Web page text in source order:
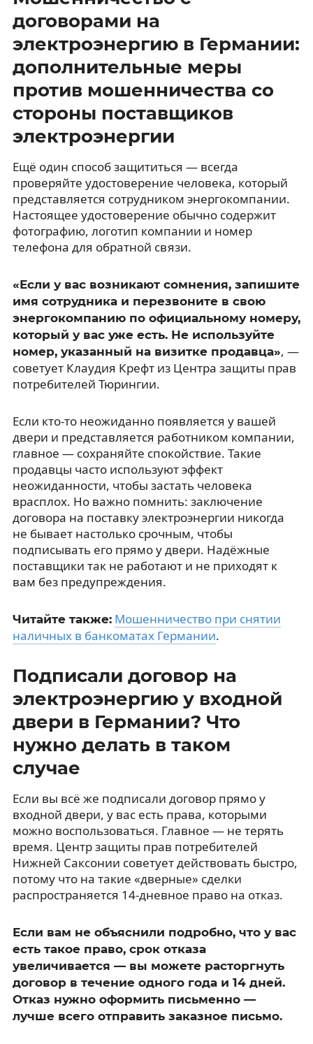
договорами на
электроэнергию в Германии:
дополнительные меры
против мошенничества со
стороны поставщиков
электроэнергии
Ещё один способ защититься — всегда
проверяйте удостоверение человека, который
представляется сотрудником энергокомпании.
Настоящее удостоверение обычно содержит
фотографию, логотип компании и номер
телефона для обратной связи.
«Если у вас возникают сомнения, запишите
имя сотрудника и перезвоните в свою
энергокомпанию по официальному номеру,
который у вас уже есть. Не используйте
номер, указанный на визитке продавца», —
советует Клаудия Крефт из Центра защиты прав
потребителей Тюрингии.
Если кто-то неожиданно появляется у вашей
двери и представляется работником компании,
главное — сохраняйте спокойствие. Такие
продавцы часто используют эффект
неожиданности, чтобы застать человека
врасплох. Но важно помнить: заключение
договора на поставку электроэнергии никогда
не бывает настолько срочным, чтобы
подписывать его прямо у двери. Надёжные
поставщики так не работают и не приходят к
вам без предупреждения.
Читайте также: Мошенничество при снятии
наличных в банкоматах Германии.
Подписали договор на
электроэнергию у входной
двери в Германии? Что
нужно делать в таком
случае
Если вы всё же подписали договор прямо у
входной двери, у вас есть права, которыми
можно воспользоваться. Главное — не терять
время. Центр защиты прав потребителей
Нижней Саксонии советует действовать быстро,
потому что на такие «дверные» сделки
распространяется 14-дневное право на отказ.
Если вам не объяснили подробно, что у вас
есть такое право, срок отказа
увеличивается — вы можете расторгнуть
договор в течение одного года и 14 дней.
Отказ нужно оформить письменно —
лучше всего отправить заказное письмо.